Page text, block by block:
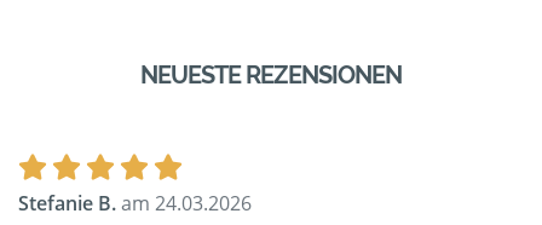
NEUESTE REZENSIONEN
Stefanie B.am 24.03.2026